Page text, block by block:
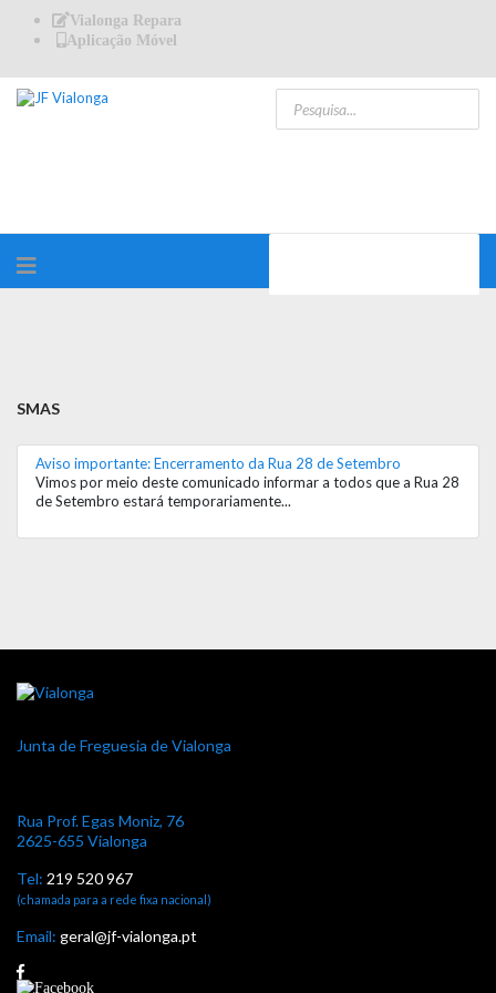
Vialonga Repara
Aplicação Móvel
SMAS
Aviso importante: Encerramento da Rua 28 de Setembro
Vimos por meio deste comunicado informar a todos que a Rua 28
de Setembro estará temporariamente...
Junta de Freguesia de Vialonga
Rua Prof. Egas Moniz, 76
2625-655 Vialonga
Tel: 219 520 967
(chamada para a rede fixa nacional)
Email: geral@jf-vialonga.pt